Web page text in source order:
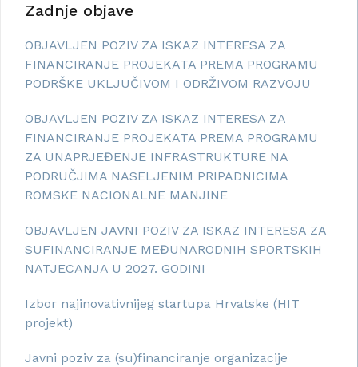
Zadnje objave
OBJAVLJEN POZIV ZA ISKAZ INTERESA ZA
FINANCIRANJE PROJEKATA PREMA PROGRAMU
PODRŠKE UKLJUČIVOM I ODRŽIVOM RAZVOJU
OBJAVLJEN POZIV ZA ISKAZ INTERESA ZA
FINANCIRANJE PROJEKATA PREMA PROGRAMU
ZA UNAPRJEĐENJE INFRASTRUKTURE NA
PODRUČJIMA NASELJENIM PRIPADNICIMA
ROMSKE NACIONALNE MANJINE
OBJAVLJEN JAVNI POZIV ZA ISKAZ INTERESA ZA
SUFINANCIRANJE MEĐUNARODNIH SPORTSKIH
NATJECANJA U 2027. GODINI
Izbor najinovativnijeg startupa Hrvatske (HIT
projekt)
Javni poziv za (su)financiranje organizacije